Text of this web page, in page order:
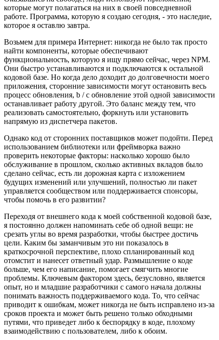
Тем не менее, когда я пишу код, не следует ограничиваться
только тестами, которые светятся зеленым цветом, или только
крайним сроком, который должен быть достигнут.
Оказавшись на свободе, люди используют приложения,
которые могут полагаться на них в своей повседневной
работе. Программа, которую я создаю сегодня, - это наследие,
которое я оставлю завтра.
Возьмем для примера Интернет: никогда не было так просто
найти компоненты, которые обеспечивают
функциональность, которую я ищу прямо сейчас, через NPM.
Они быстро устанавливаются и подключаются к остальной
кодовой базе. Но когда дело доходит до долговечности моего
приложения, сторонние зависимости могут остановить весь
процесс обновления, b / c обновление этой одной зависимости
останавливает работу другой. Это баланс между тем, что
реализовать самостоятельно, форкнуть или установить
напрямую из диспетчера пакетов.
Однако код от сторонних поставщиков может подойти. Перед
использованием библиотеки или фреймворка важно
проверить некоторые факторы: насколько хорошо было
обслуживание в прошлом, сколько активных вкладов было
сделано сейчас, есть ли дорожная карта с изложением
будущих изменений или улучшений, полностью ли пакет
управляется сообществом или поддерживается спонсоры,
чтобы помочь в его развитии?
Переходя от внешнего кода к моей собственной кодовой базе,
я постоянно должен напоминать себе об одной вещи: не
срезать углы во время разработки, чтобы быстрее достичь
цели. Каким бы заманчивым это ни показалось в
краткосрочной перспективе, плохо спланированный код
отомстит и нанесет ответный удар. Размышление о коде
больше, чем его написание, помогает смягчить многие
проблемы. Ключевым фактором здесь, безусловно, является
опыт, но и младшие разработчики с самого начала должны
понимать важность поддерживаемого кода. То, что сейчас